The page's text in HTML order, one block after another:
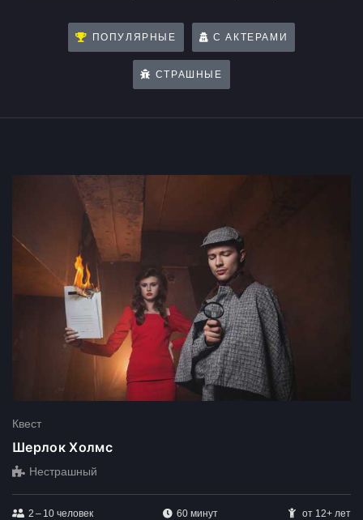
ПОПУЛЯРНЫЕ С АКТЕРАМИ
СТРАШНЫЕ
Квест
Шерлок Холмс
Нестрашный
2 – 10 человек 60 минут от 12+ лет